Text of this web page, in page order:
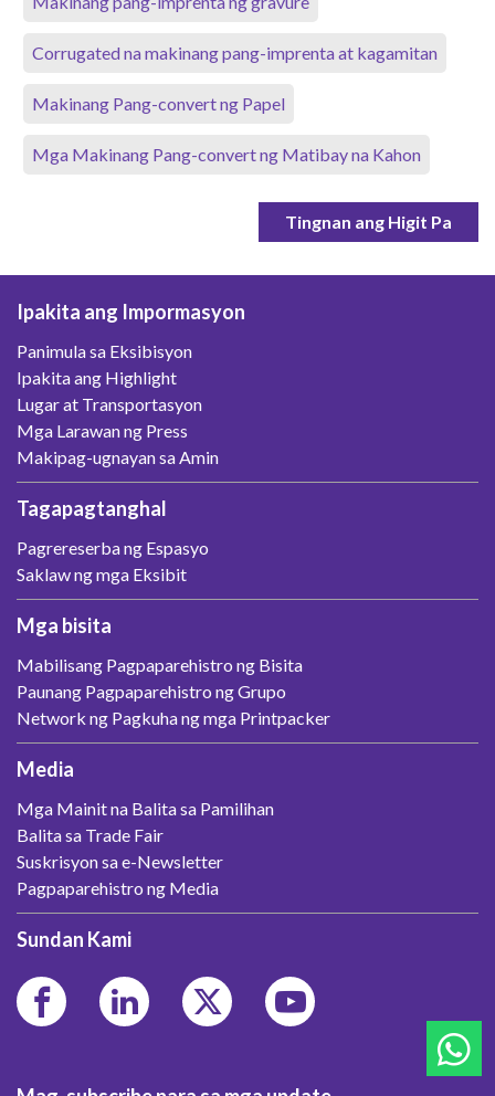
Corrugated na makinang pang-imprenta at kagamitan
Makinang Pang-convert ng Papel
Mga Makinang Pang-convert ng Matibay na Kahon
Tingnan ang Higit Pa
Ipakita ang Impormasyon
Panimula sa Eksibisyon
Ipakita ang Highlight
Lugar at Transportasyon
Mga Larawan ng Press
Makipag-ugnayan sa Amin
Tagapagtanghal
Pagrereserba ng Espasyo
Saklaw ng mga Eksibit
Mga bisita
Mabilisang Pagpaparehistro ng Bisita
Paunang Pagpaparehistro ng Grupo
Network ng Pagkuha ng mga Printpacker
Media
Mga Mainit na Balita sa Pamilihan
Balita sa Trade Fair
Suskrisyon sa e-Newsletter
Pagpaparehistro ng Media
Sundan Kami